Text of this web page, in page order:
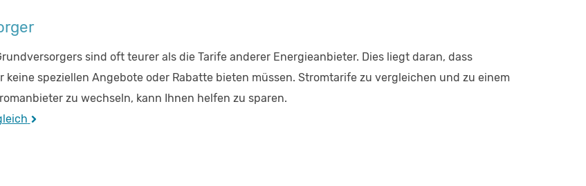
sind oft teurer als die Tarife anderer Energieanbieter. Dies liegt daran, dass
keine speziellen Angebote oder Rabatte bieten müssen. Stromtarife zu vergleichen und zu einem
zu wechseln, kann Ihnen helfen zu sparen.